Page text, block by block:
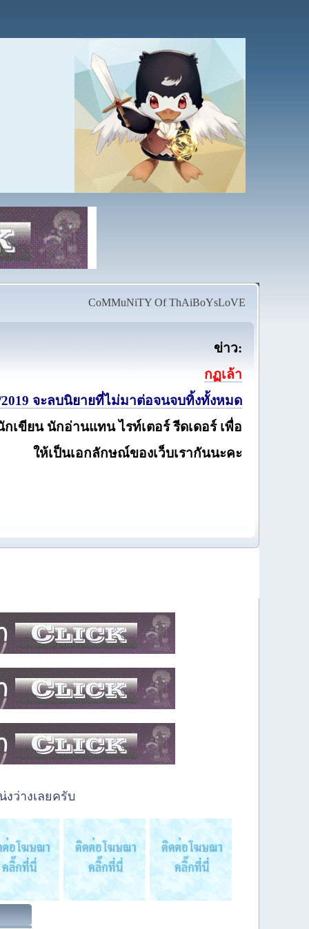
CoMMuNiTY Of ThAiBoYsLoVE
ข่าว:
กฏเล้า
2019 จะลบนิยายที่ไม่มาต่อจนจบทิ้งทั้งหมด
กเขียน นักอ่านแทน ไรท์เตอร์ รีดเดอร์ เพื่อ
ให้เป็นเอกลักษณ์ของเว็บเรากันนะคะ
งว่างเลยครับ